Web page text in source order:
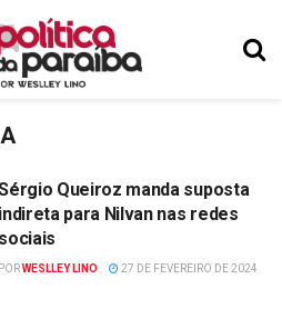
Queiroz manda suposta
indireta para Nilvan nas redes
sociais
PORWESLLEY LINO 27 DE FEVEREIRO DE 2024